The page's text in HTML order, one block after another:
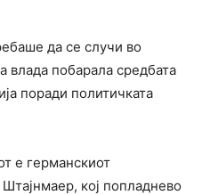
да се случи во
влада побарала средбата
поради политичката
е германскиот
кој попладнево